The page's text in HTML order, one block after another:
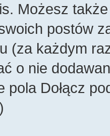
Możesz
postów
(za każdym
o nie
pola Dołącz